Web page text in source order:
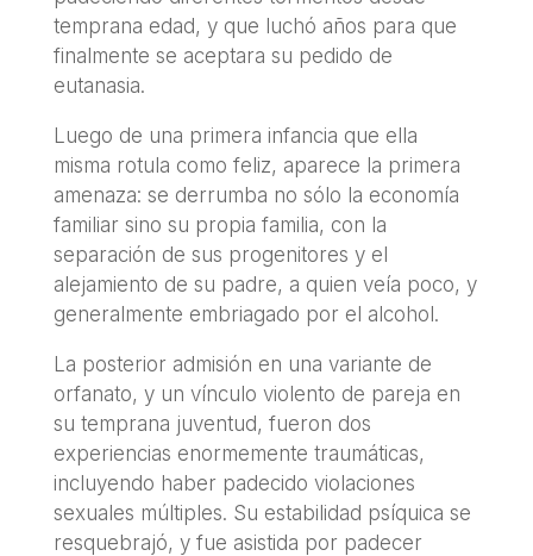
temprana edad, y que luchó años para que
finalmente se aceptara su pedido de
eutanasia.
Luego de una primera infancia que ella
misma rotula como feliz, aparece la primera
amenaza: se derrumba no sólo la economía
familiar sino su propia familia, con la
separación de sus progenitores y el
alejamiento de su padre, a quien veía poco, y
generalmente embriagado por el alcohol.
La posterior admisión en una variante de
orfanato, y un vínculo violento de pareja en
su temprana juventud, fueron dos
experiencias enormemente traumáticas,
incluyendo haber padecido violaciones
sexuales múltiples. Su estabilidad psíquica se
resquebrajó, y fue asistida por padecer